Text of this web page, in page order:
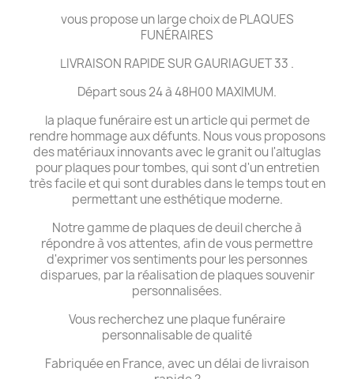
vous propose un large choix de PLAQUES
FUNÉRAIRES
LIVRAISON RAPIDE SUR GAURIAGUET 33 .
Départ sous 24 à 48H00 MAXIMUM.
la plaque funéraire est un article qui permet de
rendre hommage aux défunts. Nous vous proposons
des matériaux innovants avec le granit ou l'altuglas
pour plaques pour tombes, qui sont d'un entretien
très facile et qui sont durables dans le temps tout en
permettant une esthétique moderne.
Notre gamme de plaques de deuil cherche à
répondre à vos attentes, afin de vous permettre
d'exprimer vos sentiments pour les personnes
disparues, par la réalisation de plaques souvenir
personnalisées.
Vous recherchez une plaque funéraire
personnalisable de qualité
Fabriquée en France, avec un délai de livraison